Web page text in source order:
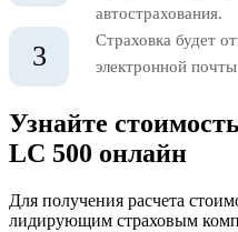
автострахования.
3
Страховка будет
электронной
Узнайте
LC 500 онлайн
Для получения расчета
лидирующим страховым